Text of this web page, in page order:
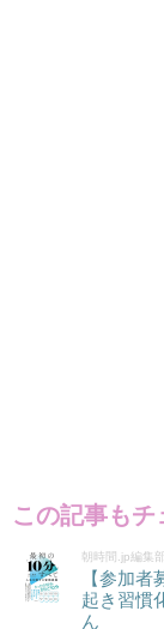
この記事もチ
朝時間.jp編集部
【参加
起き習慣
ん